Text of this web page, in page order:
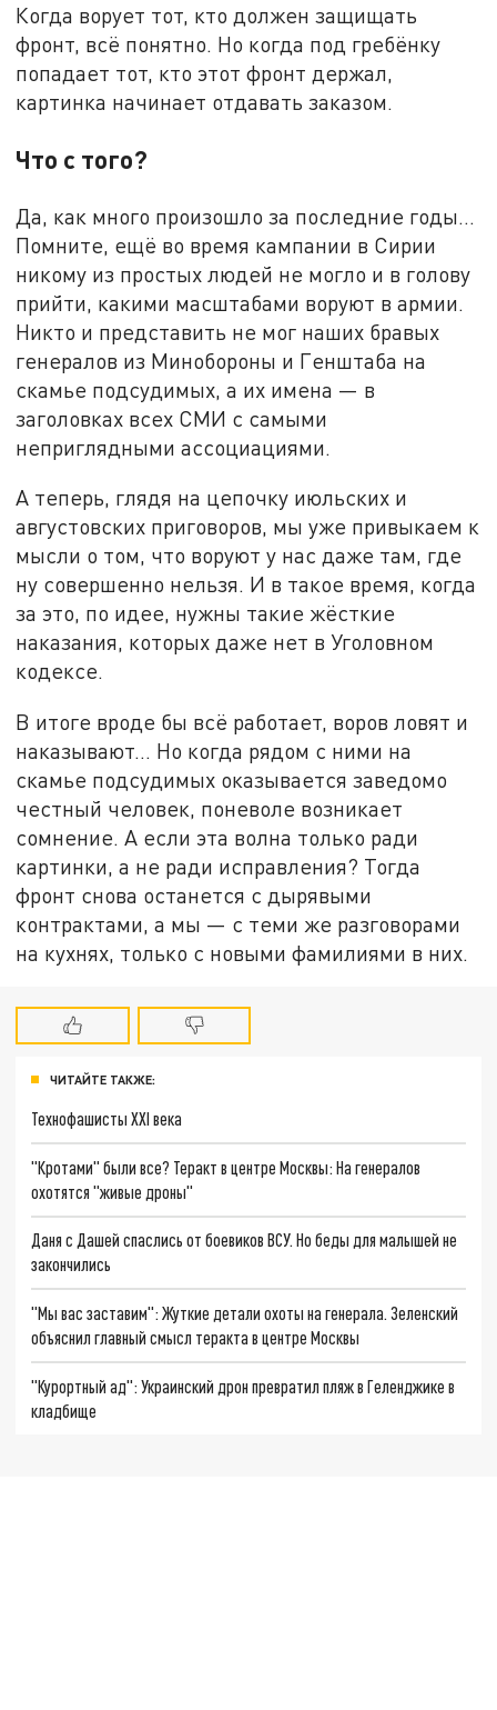
Когда ворует тот, кто должен защищать
фронт, всё понятно. Но когда под гребёнку
попадает тот, кто этот фронт держал,
картинка начинает отдавать заказом.
Что с того?
Да, как много произошло за последние годы…
Помните, ещё во время кампании в Сирии
никому из простых людей не могло и в голову
прийти, какими масштабами воруют в армии.
Никто и представить не мог наших бравых
генералов из Минобороны и Генштаба на
скамье подсудимых, а их имена — в
заголовках всех СМИ с самыми
неприглядными ассоциациями.
А теперь, глядя на цепочку июльских и
августовских приговоров, мы уже привыкаем к
мысли о том, что воруют у нас даже там, где
ну совершенно нельзя. И в такое время, когда
за это, по идее, нужны такие жёсткие
наказания, которых даже нет в Уголовном
кодексе.
В итоге вроде бы всё работает, воров ловят и
наказывают… Но когда рядом с ними на
скамье подсудимых оказывается заведомо
честный человек, поневоле возникает
сомнение. А если эта волна только ради
картинки, а не ради исправления? Тогда
фронт снова останется с дырявыми
контрактами, а мы — с теми же разговорами
на кухнях, только с новыми фамилиями в них.
ЧИТАЙТЕ ТАКЖЕ:
Технофашисты XXI века
"Кротами" были все? Теракт в центре Москвы: На генералов
охотятся "живые дроны"
Даня с Дашей спаслись от боевиков ВСУ. Но беды для малышей не
закончились
"Мы вас заставим": Жуткие детали охоты на генерала. Зеленский
объяснил главный смысл теракта в центре Москвы
"Курортный ад": Украинский дрон превратил пляж в Геленджике в
кладбище